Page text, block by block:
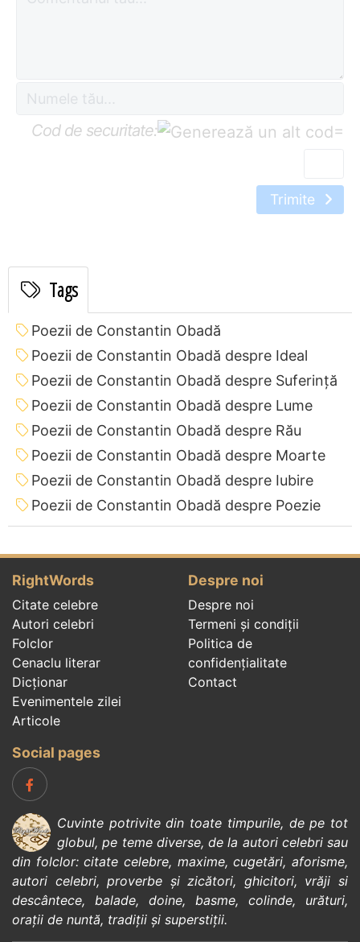
Cod de securitate: =
Trimite
Tags
Poezii de Constantin Obadă
Poezii de Constantin Obadă despre Ideal
Poezii de Constantin Obadă despre Suferință
Poezii de Constantin Obadă despre Lume
Poezii de Constantin Obadă despre Rău
Poezii de Constantin Obadă despre Moarte
Poezii de Constantin Obadă despre Iubire
Poezii de Constantin Obadă despre Poezie
RightWords
Citate celebre
Autori celebri
Folclor
Cenaclu literar
Dicționar
Evenimentele zilei
Articole
Despre noi
Despre noi
Termeni și condiții
Politica de
confidenţialitate
Contact
Social pages
Cuvinte potrivite din toate timpurile, de pe tot
globul, pe teme diverse, de la autori celebrisau
din folclor:citate celebre, maxime,cugetări,aforisme,
autori celebri,proverbe și zicători, ghicitori, vrăji si
descântece, balade, doine, basme, colinde, urături,
orații de nuntă, tradiții și superstiții.